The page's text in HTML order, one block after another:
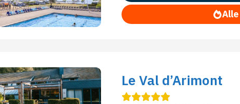
Le Val d’Arimont